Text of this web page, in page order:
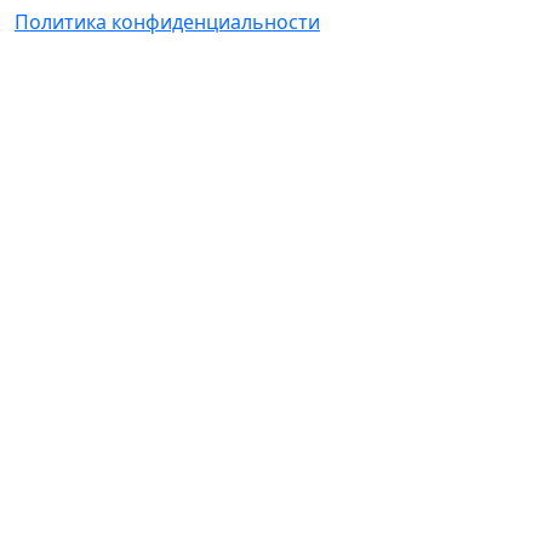
Политика конфиденциальности